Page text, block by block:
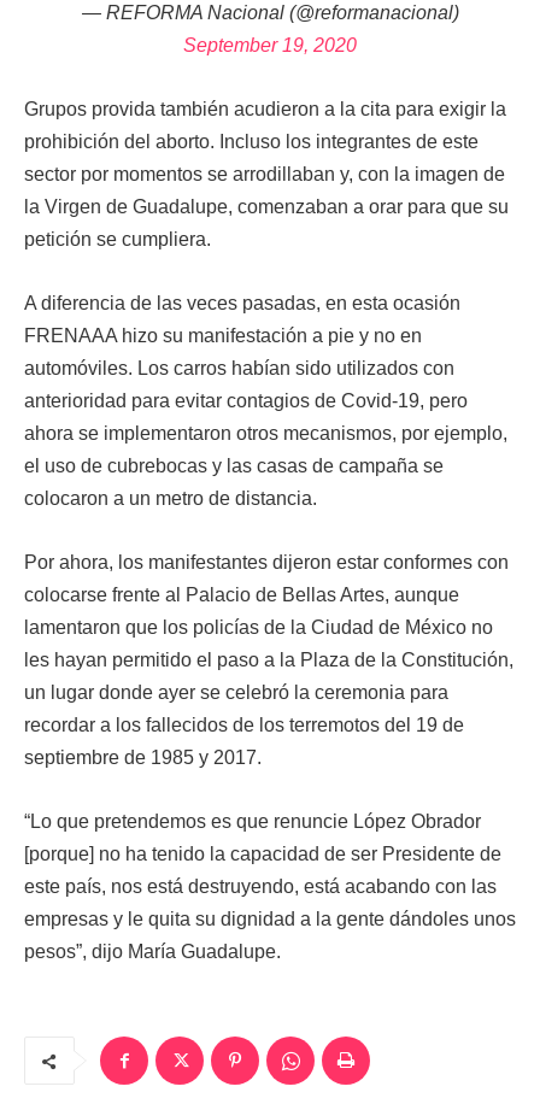
— REFORMA Nacional (@reformanacional)
September 19, 2020
Grupos provida también acudieron a la cita para exigir la
prohibición del aborto. Incluso los integrantes de este
sector por momentos se arrodillaban y, con la imagen de
la Virgen de Guadalupe, comenzaban a orar para que su
petición se cumpliera.
A diferencia de las veces pasadas, en esta ocasión
FRENAAA hizo su manifestación a pie y no en
automóviles. Los carros habían sido utilizados con
anterioridad para evitar contagios de Covid-19, pero
ahora se implementaron otros mecanismos, por ejemplo,
el uso de cubrebocas y las casas de campaña se
colocaron a un metro de distancia.
Por ahora, los manifestantes dijeron estar conformes con
colocarse frente al Palacio de Bellas Artes, aunque
lamentaron que los policías de la Ciudad de México no
les hayan permitido el paso a la Plaza de la Constitución,
un lugar donde ayer se celebró la ceremonia para
recordar a los fallecidos de los terremotos del 19 de
septiembre de 1985 y 2017.
“Lo que pretendemos es que renuncie López Obrador
[porque] no ha tenido la capacidad de ser Presidente de
este país, nos está destruyendo, está acabando con las
empresas y le quita su dignidad a la gente dándoles unos
pesos”, dijo María Guadalupe.